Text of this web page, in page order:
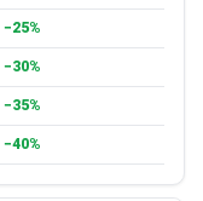
−25%
−30%
−35%
−40%